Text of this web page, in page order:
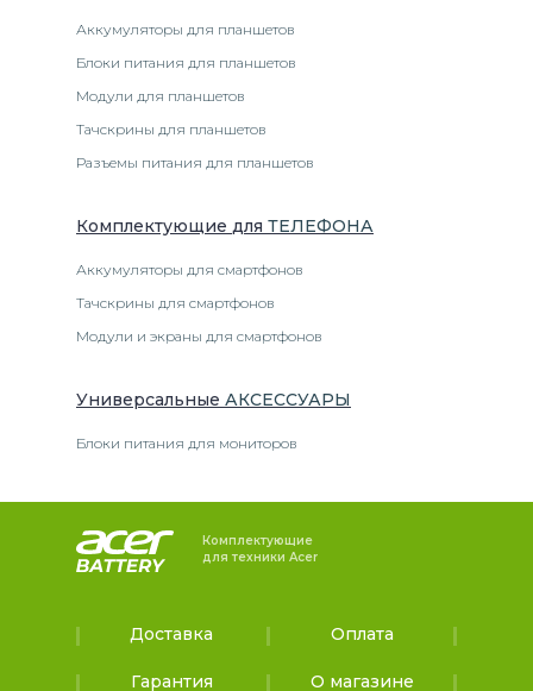
Аккумуляторы для планшетов
Блоки питания для планшетов
Модули для планшетов
Тачскрины для планшетов
Разъемы питания для планшетов
Комплектующие для ТЕЛЕФОНА
Аккумуляторы для смартфонов
Тачскрины для смартфонов
Модули и экраны для смартфонов
Универсальные АКСЕССУАРЫ
Блоки питания для мониторов
Комплектующие
для техники Acer
Доставка Оплата
Гарантия О магазине